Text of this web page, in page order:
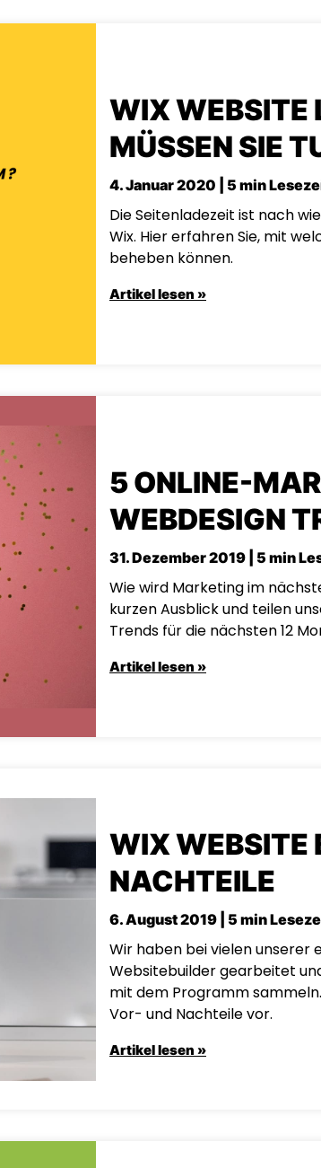
WIX WEBSITE
MÜSSEN SIE
4. Januar 2020 | 5 min
Die Seitenladezeit ist nach
Wix. Hier erfahren Sie, mit
beheben können.
Artikel lesen »
5 ONLINE-
WEBDESIGN
31. Dezember 2019 | 5 min
Wie wird Marketing im
kurzen Ausblick und teilen
Trends für die nächsten 12
Artikel lesen »
WIX WEBSITE
NACHTEILE
6. August 2019 | 5 min
Wir haben bei vielen unserer
Websitebuilder gearbeitet
mit dem Programm
Vor- und Nachteile vor.
Artikel lesen »